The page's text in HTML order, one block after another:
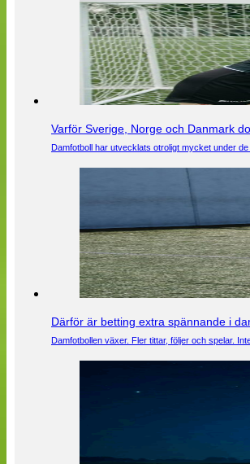
Varför Sverige, Norge och Danmark
Damfotboll har utvecklats otroligt mycket under
Därför är betting extra spännande i
Damfotbollen växer. Fler tittar, följer och spelar.